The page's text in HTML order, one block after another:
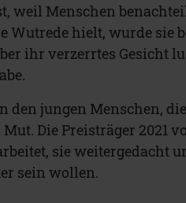
weil Menschen
Wutrede hielt, wurde sie
ihr verzerrtes Gesicht
den jungen Menschen,
Die Preisträger 2021
sie weitergedacht
sein wollen.